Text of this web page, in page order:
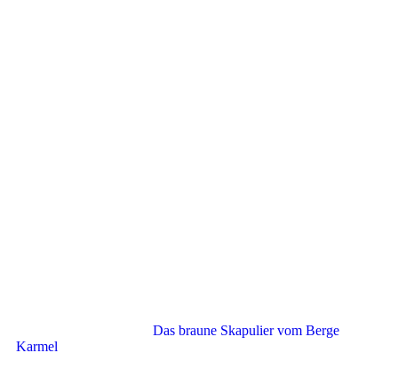
Das braune Skapulier vom Berge
Karmel